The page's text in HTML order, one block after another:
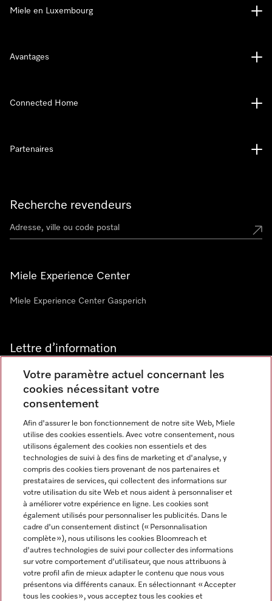
Recherche revendeurs
Miele Experience Center
Miele Experience Center Gasperich
Lettre d’information
Langue
FRANCAIS
Miele en Luxembourg
Avantages
Connected Home
Partenaires
Miele sur Instagram
Miele sur Youtube
Votre paramètre actuel concernant les
cookies nécessitant votre
consentement
Afin d'assurer le bon fonctionnement de notre site Web, Miele
utilise des cookies essentiels. Avec votre consentement, nous
utilisons également des cookies non essentiels et des
technologies de suivi à des fins de marketing et d'analyse, y
compris des cookies tiers provenant de nos partenaires et
prestataires de services, qui collectent des informations sur
votre utilisation du site Web et nous aident à personnaliser et
à améliorer votre expérience en ligne. Les cookies sont
également utilisés pour personnaliser les publicités. Dans le
cadre d'un consentement distinct (« Personnalisation
complète »), nous utilisons les cookies Bloomreach et
d'autres technologies de suivi pour collecter des informations
sur votre comportement d'utilisateur, que nous attribuons à
votre profil afin de mieux adapter le contenu que nous vous
présentons via différents canaux. En sélectionnant « Accepter
tous les cookies », vous acceptez tous les cookies et